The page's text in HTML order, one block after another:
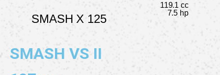
SMASH X 125
119.1 cc
7.5 hp
SMASH VS II